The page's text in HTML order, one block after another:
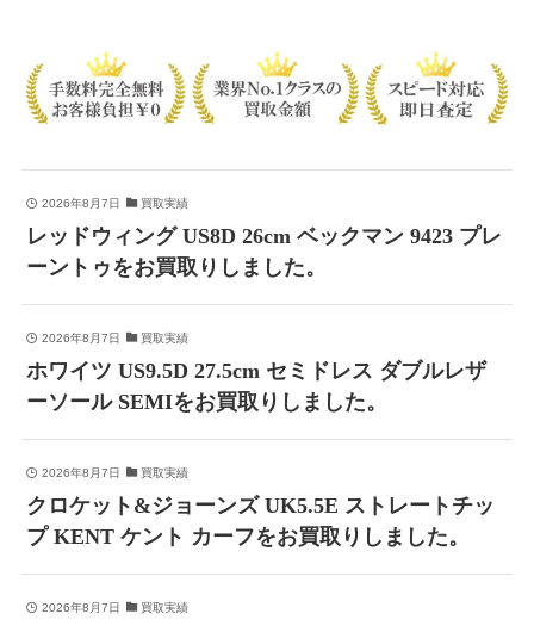
2026年8月7日 買取実績
レッドウィング US8D 26cm ベックマン 9423 プレ
ーントゥをお買取りしました。
2026年8月7日 買取実績
ホワイツ US9.5D 27.5cm セミドレス ダブルレザ
ーソール SEMIをお買取りしました。
2026年8月7日 買取実績
クロケット&ジョーンズ UK5.5E ストレートチッ
プ KENT ケント カーフをお買取りしました。
2026年8月7日 買取実績